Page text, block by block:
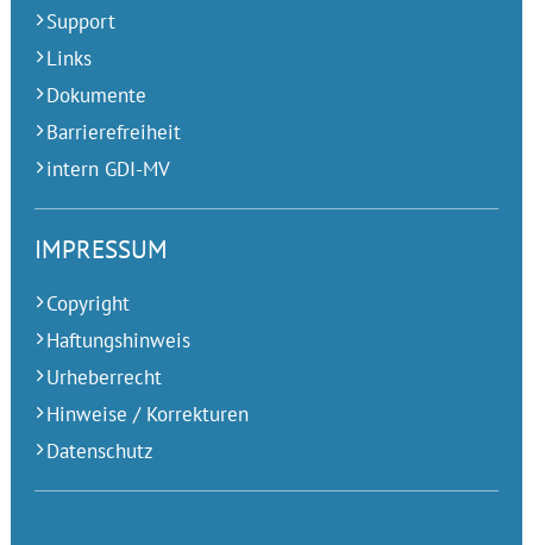
Support
Links
Dokumente
Barrierefreiheit
intern GDI-MV
IMPRESSUM
Copyright
Haftungshinweis
Urheberrecht
Hinweise / Korrekturen
Datenschutz